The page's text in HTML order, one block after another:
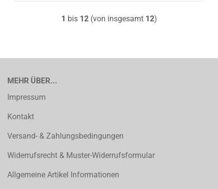
1 bis 12(von insgesamt 12)
MEHR ÜBER...
Impressum
Kontakt
Versand- & Zahlungsbedingungen
Widerrufsrecht & Muster-Widerrufsformular
Allgemeine Artikel Informationen